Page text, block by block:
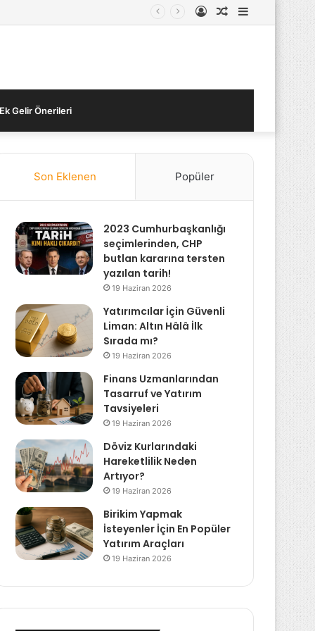
Kenar
Bölmesi
Rastgele
Kayıt
Ek Gelir Önerileri
Son Eklenen Popüler
2023 Cumhurbaşkanlığı
seçimlerinden, CHP
butlan kararına tersten
yazılan tarih!
19 Haziran 2026
Yatırımcılar İçin Güvenli
Liman: Altın Hâlâ İlk
Sırada mı?
19 Haziran 2026
Finans Uzmanlarından
Tasarruf ve Yatırım
Tavsiyeleri
19 Haziran 2026
Döviz Kurlarındaki
Hareketlilik Neden
Artıyor?
19 Haziran 2026
Birikim Yapmak
İsteyenler İçin En Popüler
Yatırım Araçları
19 Haziran 2026